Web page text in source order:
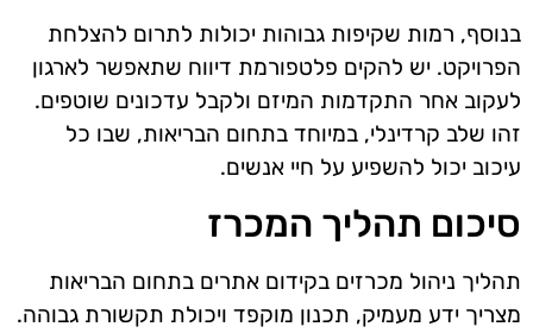
בנוסף, רמות שקיפות גבוהות יכולות לתרום להצלחת
הפרויקט. יש להקים פלטפורמת דיווח שתאפשר לארגון
לעקוב אחר התקדמות המיזם ולקבל עדכונים שוטפים.
זהו שלב קרדינלי, במיוחד בתחום הבריאות, שבו כל
עיכוב יכול להשפיע על חיי אנשים.
סיכום תהליך המכרז
תהליך ניהול מכרזים בקידום אתרים בתחום הבריאות
מצריך ידע מעמיק, תכנון מוקפד ויכולת תקשורת גבוהה.